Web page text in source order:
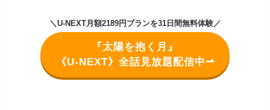
＼U-NEXT月額2189円プランを31日間無料体験／
『太陽を抱く月』
《U-NEXT》全話見放題配信中⇀